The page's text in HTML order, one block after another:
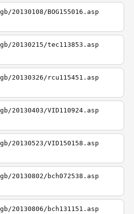
BOG155016.asp
20130215/tec113853.asp
20130326/rcu115451.asp
20130403/VID110924.asp
20130523/VID150158.asp
20130802/bch072538.asp
20130806/bch131151.asp